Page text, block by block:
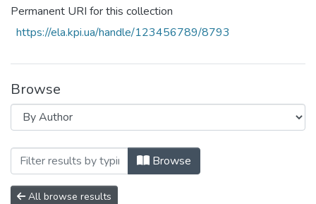
Permanent URI for this collection
https://ela.kpi.ua/handle/123456789/8793
Browse
Browsing Вісник НТУУ «КПІ».
Browse
All browse results